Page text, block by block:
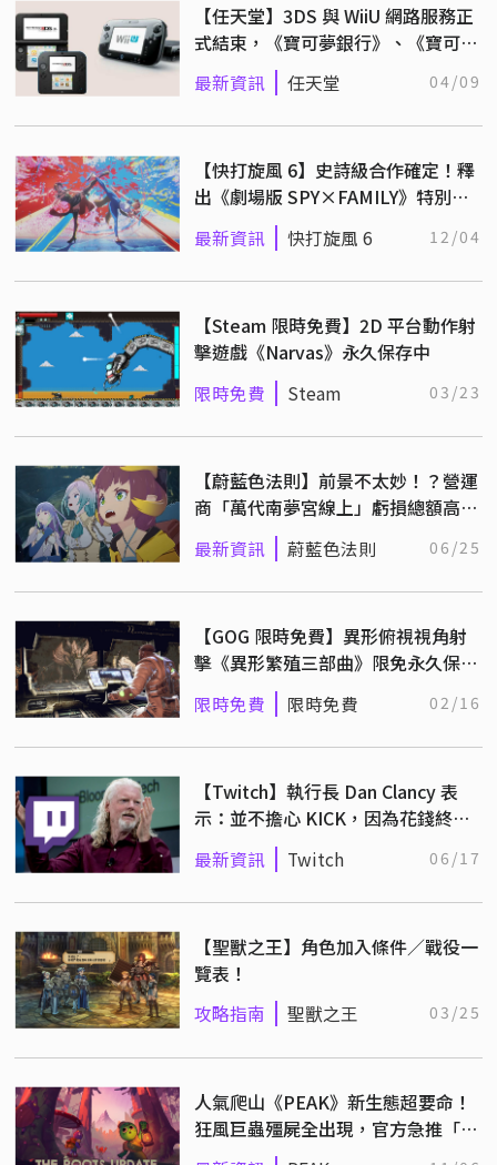
【任天堂】3DS 與 WiiU 網路服務正
式結束，《寶可夢銀行》、《寶可夢
傳送》暫時持續支援！
最新資訊 任天堂 04/09
【快打旋風 6】史詩級合作確定！釋
出《劇場版 SPY×FAMILY》特別合
作動畫！
最新資訊 快打旋風 6 12/04
【Steam 限時免費】2D 平台動作射
擊遊戲《Narvas》永久保存中
限時免費 Steam 03/23
【蔚藍色法則】前景不太妙！？營運
商「萬代南夢宮線上」虧損總額高達
82 億日圓！
最新資訊 蔚藍色法則 06/25
【GOG 限時免費】異形俯視視角射
擊《異形繁殖三部曲》限免永久保存
限時免費 限時免費 02/16
【Twitch】執行長 Dan Clancy 表
示：並不擔心 KICK，因為花錢終究
不是長久之計！
最新資訊 Twitch 06/17
【聖獸之王】角色加入條件／戰役一
覽表！
攻略指南 聖獸之王 03/25
人氣爬山《PEAK》新生態超要命！
狂風巨蟲殭屍全出現，官方急推「殭
屍削弱」熱修：我們真的有測試